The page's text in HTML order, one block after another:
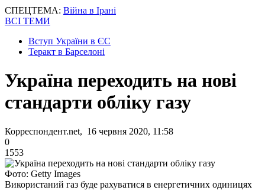
СПЕЦТЕМА: Війна в Ірані
ВСІ ТЕМИ
Вступ України в ЄС
Теракт в Барселоні
Україна переходить на нові
стандарти обліку газу
Корреспондент.net, 16 червня 2020, 11:58
0
1553
Фото: Getty Images
Використаний газ буде рахуватися в енергетичних одиницях